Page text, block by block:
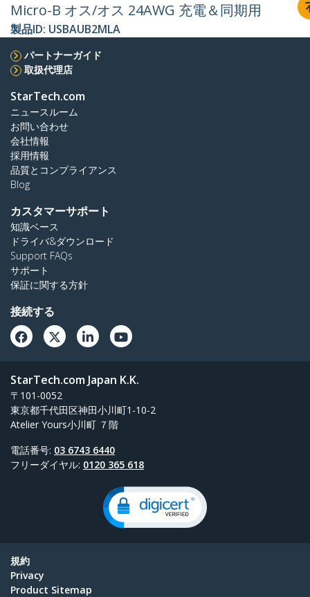
Micro-B オス/オス 24AWG 充電＆同期用
製品ID: USBAUB2MLA
パートナーガイド
取扱代理店
StarTech.com
ニュースルーム
お問い合わせ
会社情報
採用情報
品質とコンプライアンス
Blog
カスタマーサポート
知識ベース
ドライバ&ダウンロード
Support FAQs
サポート
保証に関する方針
接続する
StarTech.com Japan K.K.
〒101-0052
東京都千代田区神田小川町1-10-2
Atelier Yours小川町 ７階
電話番号: 03 6743 6440
フリーダイヤル: 0120 365 618
規約
Privacy
Product Sitemap